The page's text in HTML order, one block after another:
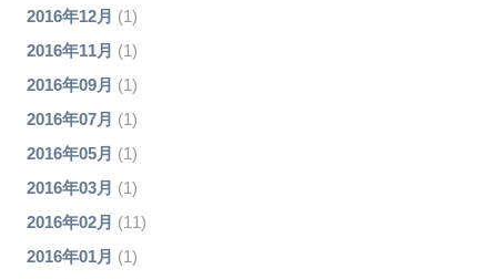
2016年12月 (1)
2016年11月 (1)
2016年09月 (1)
2016年07月 (1)
2016年05月 (1)
2016年03月 (1)
2016年02月 (11)
2016年01月 (1)